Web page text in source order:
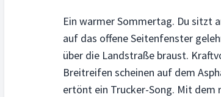
Ein warmer Sommertag. Du sitzt
auf das offene Seitenfenster
über die Landstraße braust.
Breitreifen scheinen auf dem
ertönt ein Trucker-Song. Mit dem